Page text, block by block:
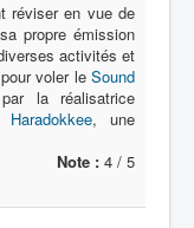
réviser en vue de
propre émission
activités et
voler le Sound
la réalisatrice
Haradokkee, une
Note : 4 / 5